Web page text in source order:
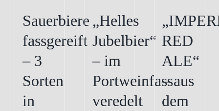
Sauerbiere
fassgereift
– 3
Sorten
in
„Helles
Jubelbier“
– im
Portweinfass
veredelt
RED
ALE“
– aus
dem